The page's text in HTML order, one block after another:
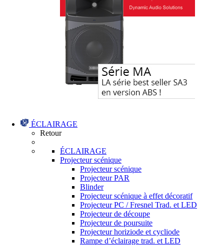
ÉCLAIRAGE
Retour
ÉCLAIRAGE
Projecteur scénique
Projecteur scénique
Projecteur PAR
Blinder
Projecteur scénique à effet décoratif
Projecteur PC / Fresnel Trad. et LED
Projecteur de découpe
Projecteur de poursuite
Projecteur horiziode et cycliode
Rampe d’éclairage trad. et LED